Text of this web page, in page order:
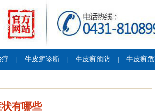
疗 牛皮癣诊断 牛皮癣预防 牛皮癣
有哪些